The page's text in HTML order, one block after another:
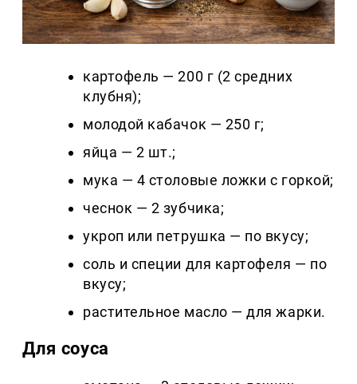
картофель — 200 г (2 средних
клубня);
молодой кабачок — 250 г;
яйца — 2 шт.;
мука — 4 столовые ложки с горкой;
чеснок — 2 зубчика;
укроп или петрушка — по вкусу;
соль и специи для картофеля — по
вкусу;
растительное масло — для жарки.
Для соуса